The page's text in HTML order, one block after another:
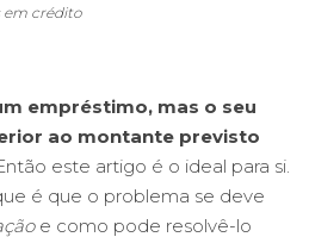
em crédito
empréstimo, mas o seu
ao montante previsto
este artigo é o ideal para si.
é que o problema se deve
e como pode resolvê-lo